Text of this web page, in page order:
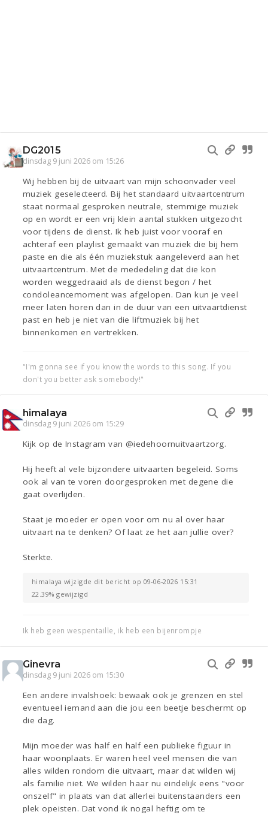
DG2015
dinsdag 9 juni 2026 om 15:26
Wij hebben bij de uitvaart van mijn schoonvader veel
muziek geselecteerd. Bij het standaard uitvaartcentrum
staat normaal gesproken neutrale, stemmige muziek
op en wordt er een vrij klein aantal stukken uitgezocht
voor tijdens de dienst. Ik heb juist voor vooraf en
achteraf een playlist gemaakt van muziek die bij hem
paste en die als één muziekstuk aangeleverd aan het
uitvaartcentrum. Met de mededeling dat die kon
worden weggedraaid als de dienst begon / het
condoleancemoment was afgelopen. Dan kun je veel
meer laten horen dan in de duur van een uitvaartdienst
past en heb je niet van die liftmuziek bij het
binnenkomen en vertrekken.
"I'm gonna see if you know the words to this song. If you
don't you better ask somebody!"
himalaya
dinsdag 9 juni 2026 om 15:29
Kijk op de Instagram van @iedehoornuitvaartzorg.
Hij heeft al vele bijzondere uitvaarten begeleid. Soms
ook al van te voren doorgesproken met degene die
gaat overlijden.
Staat je moeder er open voor om nu al over haar
uitvaart na te denken? Of laat ze het aan jullie over?
Sterkte.
himalaya wijzigde dit bericht op 09-06-2026 15:31
22.39% gewijzigd
Ik heb geen wespentaille, ik heb een bijenrompje
Ginevra
dinsdag 9 juni 2026 om 15:30
Een andere invalshoek: bewaak ook je grenzen en stel
eventueel iemand aan die jou een beetje beschermt op
die dag.
Mijn moeder was half en half een publieke figuur in
haar woonplaats. Er waren heel veel mensen die van
alles wilden rondom die uitvaart, maar dat wilden wij
als familie niet. We wilden haar nu eindelijk eens "voor
onszelf" in plaats van dat allerlei buitenstaanders een
plek opeisten. Dat vond ik nogal heftig om te